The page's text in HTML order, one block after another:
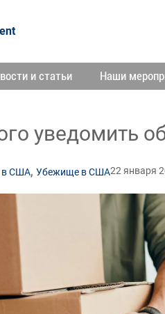
и статьи Наши
уведомить
в США, Убежище в США22 января